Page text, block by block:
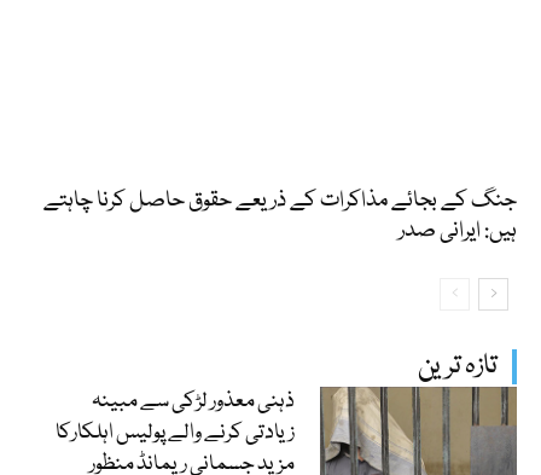
تازہ ترین
ذہنی معذور لڑکی سے مبینہ
زیادتی کرنے والے پولیس اہلکارکا
مزید جسمانی ریمانڈ منظور
جنگ کے بجائے مذاکرات کے ذریعے حقوق حاصل کرنا چاہتے
ہیں: ایرانی صدر